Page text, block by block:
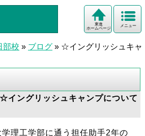
メニュー
東進
ホームページ
部校 » ブログ » ☆イングリッシュキャ
ングリッシュキャンプについて
理工学部に通う担任助手2年の